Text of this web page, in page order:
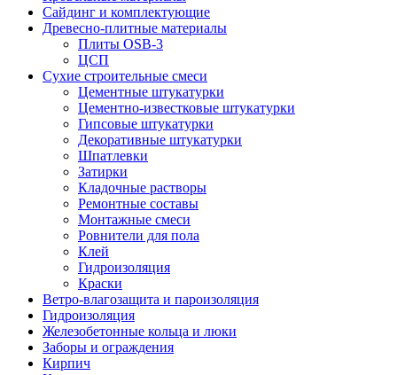
Сайдинг и комплектующие
Древесно-плитные материалы
Плиты OSB-3
ЦСП
Сухие строительные смеси
Цементные штукатурки
Цементно-известковые штукатурки
Гипсовые штукатурки
Декоративные штукатурки
Шпатлевки
Затирки
Кладочные растворы
Ремонтные составы
Монтажные смеси
Ровнители для пола
Клей
Гидроизоляция
Краски
Ветро-влагозащита и пароизоляция
Гидроизоляция
Железобетонные кольца и люки
Заборы и ограждения
Кирпич